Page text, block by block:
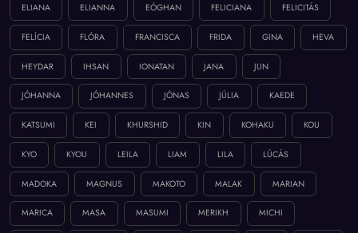
ELIANA ELIANNA EÓGHAN FELICIANA FELICITÁS
FELÍCIA FLÓRA FRANCISCA FRIDA GINA HEVA
HEYDAR IHSAN IONATAN JANA JUN
JÓHANNA JÓHANNES JÓNAS JÚLIA KAEDE
KATSUMI KEI KHURSHID KIN KOHAKU KOU
KYO KYOU LEILA LIAM LILA LÚCÁS
MADOKA MAGNUS MAKOTO MALAK MARIAN
MARICA MASA MASUMI MERIKH MICHI